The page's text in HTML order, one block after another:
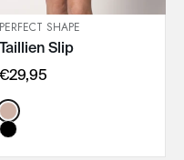
IN DEN WARENKORB
PERFECT SHAPE
Taillien Slip
€29,95